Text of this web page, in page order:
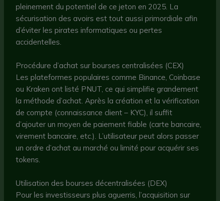
pleinement du potentiel de ce jeton en 2025. La
sécurisation des avoirs est tout aussi primordiale afin
d’éviter les pirates informatiques ou pertes
accidentelles.
Procédure d’achat sur bourses centralisées (CEX)
Les plateformes populaires comme Binance, Coinbase
ou Kraken ont listé PNUT, ce qui simplifie grandement
la méthode d’achat. Après la création et la vérification
de compte (connaissance client – KYC), il suffit
d’ajouter un moyen de paiement fiable (carte bancaire,
virement bancaire, etc.). L’utilisateur peut alors passer
un ordre d’achat au marché ou limité pour acquérir ses
tokens.
Utilisation des bourses décentralisées (DEX)
Pour les investisseurs plus aguerris, l’acquisition sur